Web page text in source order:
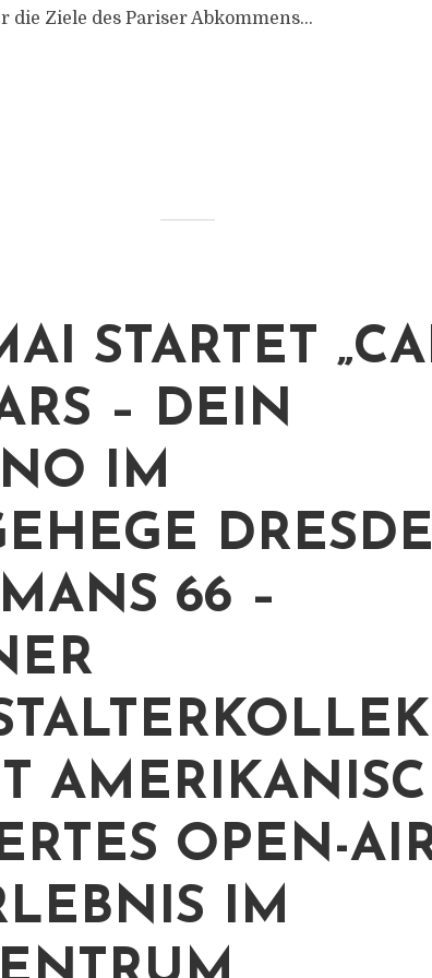
die Ziele des Pariser Abkommens...
STARTET
– DEIN
IM
66 –
OPEN-
IM